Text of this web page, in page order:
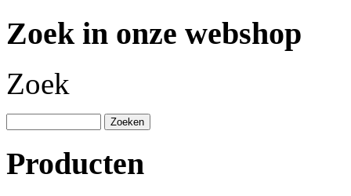
Zoek in onze webshop
Zoek
Producten